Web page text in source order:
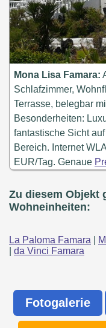
Mona Lisa Famara:
Schlafzimmer,
Terrasse, belegbar
Besonderheiten:
fantastische Sicht
Bereich. Internet
EUR/Tag. Genaue
Zu diesem Objekt
Wohneinheiten:
La Paloma Famara
da Vinci Famara
Fotogalerie